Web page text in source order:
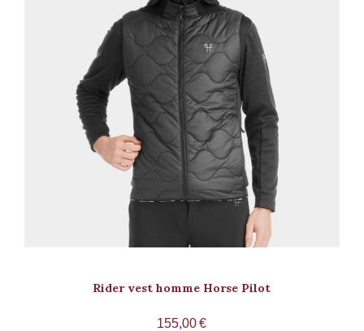
Rider vest homme Horse Pilot
155,00€